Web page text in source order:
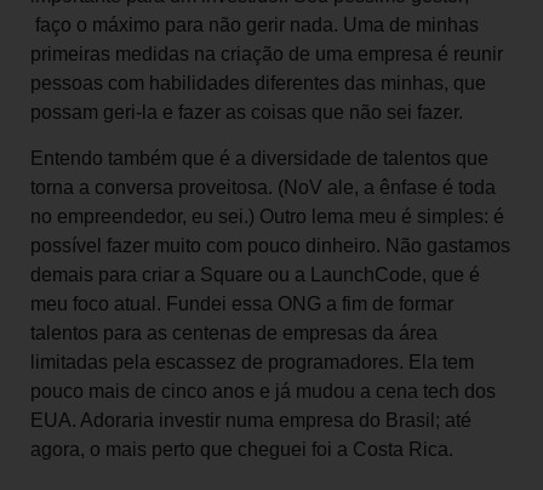
faço o máximo para não gerir nada. Uma de minhas
primeiras medidas na criação de uma empresa é reunir
pessoas com habilidades diferentes das minhas, que
possam geri-la e fazer as coisas que não sei fazer.
Entendo também que é a diversidade de talentos que
torna a conversa proveitosa. (NoV ale, a ênfase é toda
no empreendedor, eu sei.) Outro lema meu é simples: é
possível fazer muito com pouco dinheiro. Não gastamos
demais para criar a Square ou a LaunchCode, que é
meu foco atual. Fundei essa ONG a fim de formar
talentos para as centenas de empresas da área
limitadas pela escassez de programadores. Ela tem
pouco mais de cinco anos e já mudou a cena tech dos
EUA. Adoraria investir numa empresa do Brasil; até
agora, o mais perto que cheguei foi a Costa Rica.